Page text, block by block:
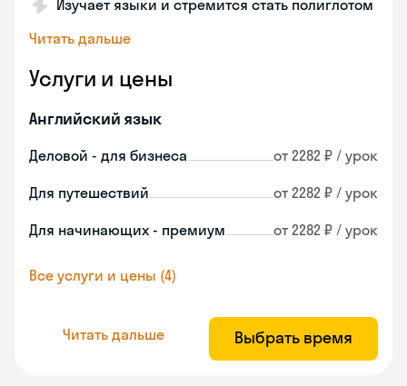
Изучает языки и стремится стать полиглотом
Читать дальше
Услуги и цены
Английский язык
Деловой - для бизнеса от 2282 ₽ / урок
Для путешествий от 2282 ₽ / урок
Для начинающих - премиум от 2282 ₽ / урок
Все услуги и цены (4)
Читать дальше Выбрать время